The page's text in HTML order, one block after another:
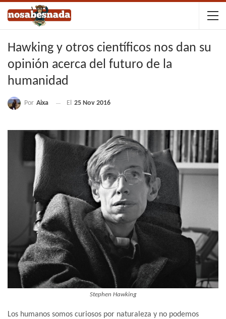
Hawking y otros científicos nos dan su
opinión acerca del futuro de la
humanidad
Por Aixa El 25 Nov 2016
Stephen Hawking
Los humanos somos curiosos por naturaleza y no podemos